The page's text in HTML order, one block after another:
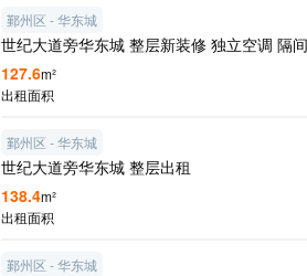
鄞州区 - 华东城
世纪大道旁华东城 整层新装修 独立空调 隔
127.6m²
出租面积
鄞州区 - 华东城
世纪大道旁华东城 整层出租
138.4m²
出租面积
鄞州区 - 华东城